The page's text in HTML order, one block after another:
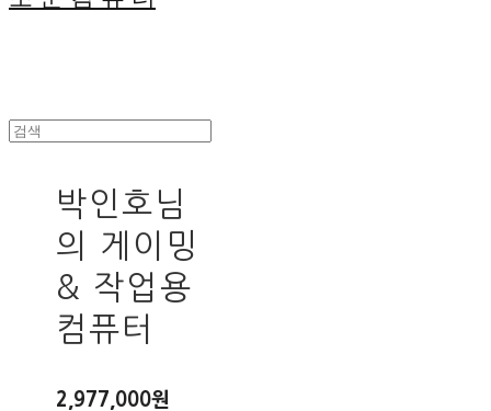
박인호님
의 게이밍
& 작업용
컴퓨터
2,977,000원